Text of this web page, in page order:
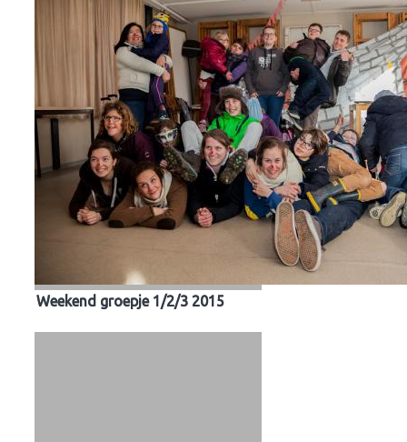
Weekend groepje 1/2/3 2015